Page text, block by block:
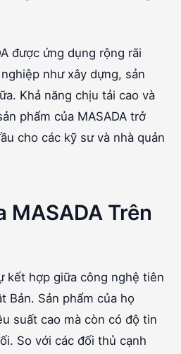
được ứng dụng rộng rãi
như xây dựng, sản
Khả năng chịu tải cao và
phẩm của MASADA trở
cho các kỹ sư và nhà quản
MASADA Trên
kết hợp giữa công nghệ tiên
Bản. Sản phẩm của họ
suất cao mà còn có độ tin
So với các đối thủ cạnh